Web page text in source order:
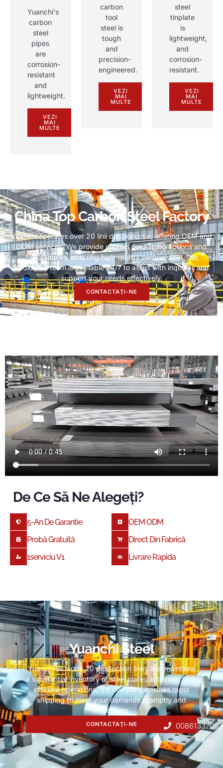
Yuanchi's
carbon
steel
pipes
are
corrosion-
resistant
and
lightweight.
VEZI
MAI
MULTE
carbon
tool
steel is
tough
and
precision-
engineered.
VEZI
MAI
MULTE
steel
tinplate
is
lightweight,
and
corrosion-
resistant.
VEZI
MAI
MULTE
China Top Carbon Steel Factory
Yuanchi operates over 20 linii de producție, offering OEM and
ODM services.We provide custom packaging options and
free samples,ensuring high-quality carbon steel.Our
dedicated team is available24/7to assist with inquiries and
support your needs effectively.
CONTACTAŢI-NE
De Ce Să Ne Alegeți?
5-An De Garantie
Probă Gratuită
1serviciu V1
OEM ODM
Direct Din Fabrică
Livrare Rapida
Yuanchi Steel
Yuanchi se laudă 20production lines and maintains
a substantial inventory of steel plates and coils.With
efficient operations,the company ensures rapid
shipping to meet your demands promptly and
effectively.
CONTACTAŢI-NE